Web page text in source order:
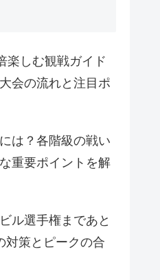
楽しむ観戦ガイド
会の流れと注目ポ
は？各階級の戦い
重要ポイントを解
ル選手権まであと
対策とピークの合